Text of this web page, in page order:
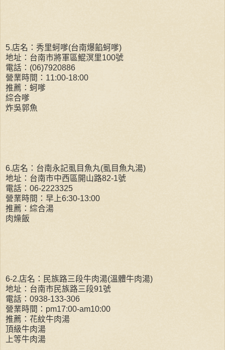
5.店名：秀里蚵嗲(台南爆餡蚵嗲)
地址：台南市將軍區鯤溟里100號
電話：(06)7920886
營業時間：11:00-18:00
推薦：蚵嗲
綜合嗲
炸吳郭魚
6.店名：台南永記虱目魚丸(虱目魚丸湯)
地址：台南市中西區開山路82-1號
電話：06-2223325
營業時間：早上6:30-13:00
推薦：綜合湯
肉燥飯
6-2.店名：民族路三段牛肉湯(溫體牛肉湯)
地址：台南市民族路三段91號
電話：0938-133-306
營業時間：pm17:00-am10:00
推薦：花紋牛肉湯
頂級牛肉湯
上等牛肉湯